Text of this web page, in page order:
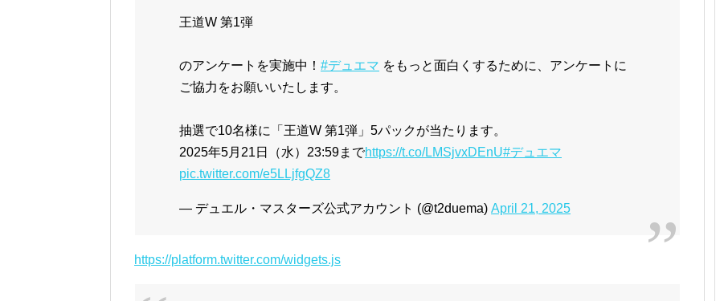
王道W 第1弾
のアンケートを実施中！ #デュエマ をもっと面白くするために、アンケートに
ご協力をお願いいたします。
抽選で10名様に「王道W 第1弾」5パックが当たります。
2025年5月21日（水）23:59までhttps://t.co/LMSjvxDEnU#デュエマ
pic.twitter.com/e5LLjfgQZ8
— デュエル・マスターズ公式アカウント (@t2duema) April 21, 2025
https://platform.twitter.com/widgets.js